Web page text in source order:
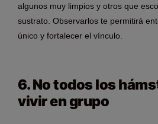
algunos muy limpios y otros que
sustrato. Observarlos te permitirá
único y fortalecer el vínculo.
6. No todos los
vivir en grupo